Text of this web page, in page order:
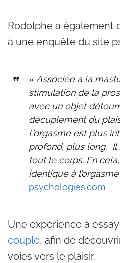
Rodolphe a également
à une enquête du site
« Associée à la
stimulation de la
avec un objet
décuplement du
L’orgasme est plus
profond, plus long.
Il
tout le corps. En
identique à
psychologies.com
Une expérience à
couple, afin de
voies vers le plaisir.